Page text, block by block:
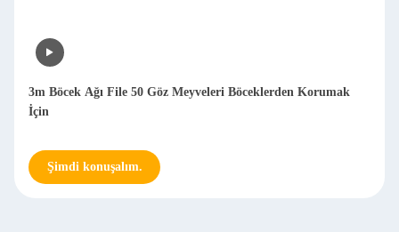
3m Böcek Ağı File 50 Göz Meyveleri Böceklerden Korumak
İçin
Şimdi konuşalım.